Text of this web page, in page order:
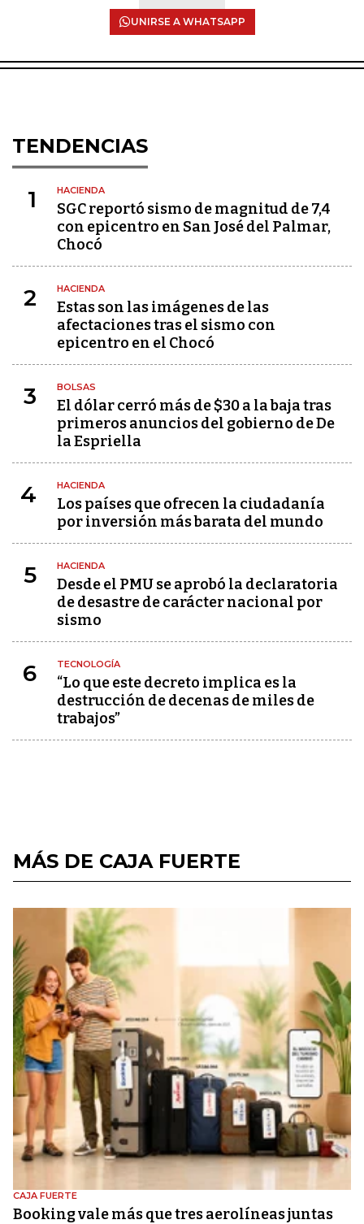
UNIRSE A WHATSAPP
TENDENCIAS
1 HACIENDA
SGC reportó sismo de magnitud de 7,4
con epicentro en San José del Palmar,
Chocó
2 HACIENDA
Estas son las imágenes de las
afectaciones tras el sismo con
epicentro en el Chocó
3 BOLSAS
El dólar cerró más de $30 a la baja tras
primeros anuncios del gobierno de De
la Espriella
4 HACIENDA
Los países que ofrecen la ciudadanía
por inversión más barata del mundo
5 HACIENDA
Desde el PMU se aprobó la declaratoria
de desastre de carácter nacional por
sismo
6 TECNOLOGÍA
“Lo que este decreto implica es la
destrucción de decenas de miles de
trabajos”
MÁS DE CAJA FUERTE
CAJA FUERTE
Booking vale más que tres aerolíneas juntas